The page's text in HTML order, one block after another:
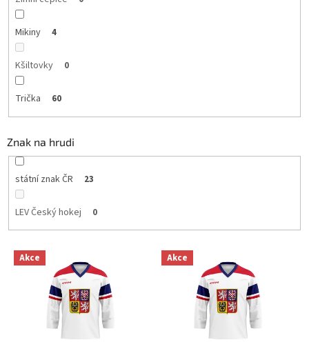
Mikiny 4
Kšiltovky 0
Trička 60
Znak na hrudi
státní znak ČR 23
LEV Český hokej 0
V Akce Akce